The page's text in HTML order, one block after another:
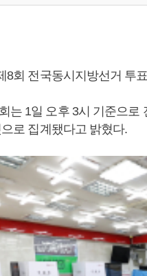
8회 전국동시지방선거 투
는 1일 오후 3시 기준으로
로 집계됐다고 밝혔다.